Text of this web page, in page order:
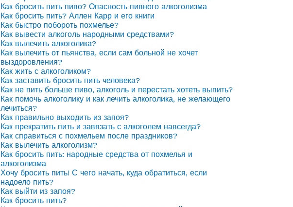
Как бросить пить пиво? Опасность пивного алкоголизма
Как бросить пить? Аллен Карр и его книги
Как быстро побороть похмелье?
Как вывести алкоголь народными средствами?
Как вылечить алкоголика?
Как вылечить от пьянства, если сам больной не хочет
выздоровления?
Как жить с алкоголиком?
Как заставить бросить пить человека?
Как не пить больше пиво, алкоголь и перестать хотеть выпить?
Как помочь алкоголику и как лечить алкоголика, не желающего
лечиться?
Как правильно выходить из запоя?
Как прекратить пить и завязать с алкоголем навсегда?
Как справиться с похмельем после праздников?
Как вылечить алкоголизм?
Как бросить пить: народные средства от похмелья и
алкоголизма
Хочу бросить пить! С чего начать, куда обратиться, если
надоело пить?
Как выйти из запоя?
Как бросить пить?